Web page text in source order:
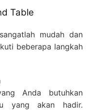
Table
mudah dan
beberapa langkah
Anda butuhkan
yang akan hadir.